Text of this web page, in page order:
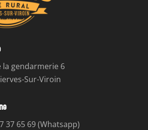
la gendarmerie 6
Sur-Viroin
37 65 69 (Whatsapp)